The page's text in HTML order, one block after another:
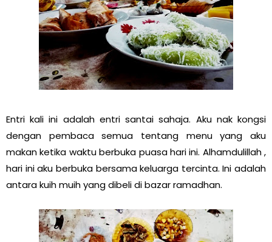
Entri kali ini adalah entri santai sahaja. Aku nak kongsi
dengan pembaca semua tentang menu yang aku
makan ketika waktu berbuka puasa hari ini. Alhamdulillah ,
hari ini aku berbuka bersama keluarga tercinta. Ini adalah
antara kuih muih yang dibeli di bazar ramadhan.